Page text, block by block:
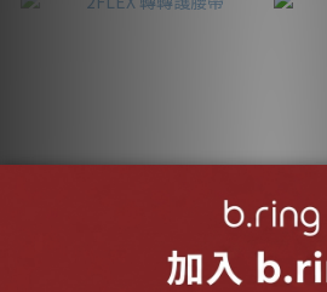
售完
2FLEX 轉轉護腰帶